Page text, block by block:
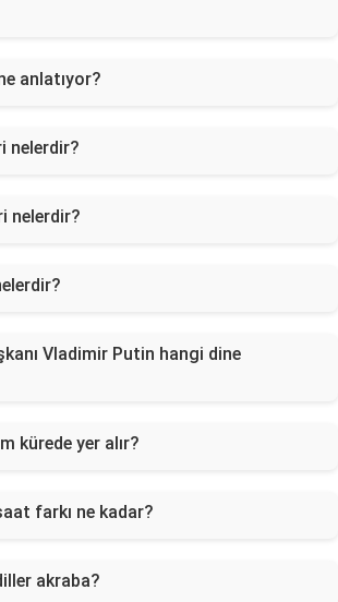
anlatıyor?
nelerdir?
nelerdir?
Vladimir Putin hangi dine
kürede yer alır?
farkı ne kadar?
akraba?